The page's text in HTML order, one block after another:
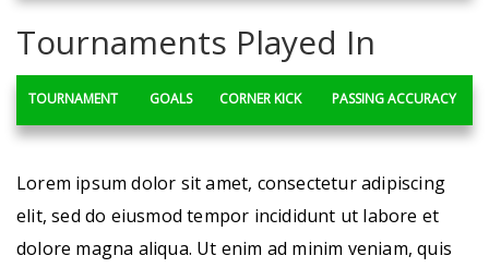
Tournaments Played In
TOURNAMENT GOALS CORNER KICK PASSING ACCURACY
Lorem ipsum dolor sit amet, consectetur adipiscing
elit, sed do eiusmod tempor incididunt ut labore et
dolore magna aliqua. Ut enim ad minim veniam, quis